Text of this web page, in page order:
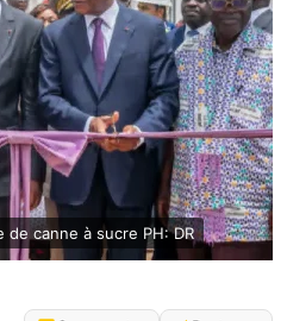
de canne à sucre PH: DR